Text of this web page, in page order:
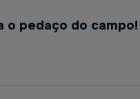
o pedaço do campo!